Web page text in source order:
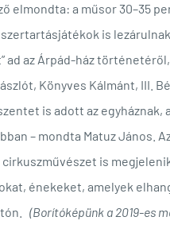
elmondta: a műsor 30–35
is
ad az Árpád-ház
Könyves Kálmánt, III.
is adott az egyháznak,
– mondta Matuz János.
is
énekeket, amelyek
(Borítóképünk a 2019-es